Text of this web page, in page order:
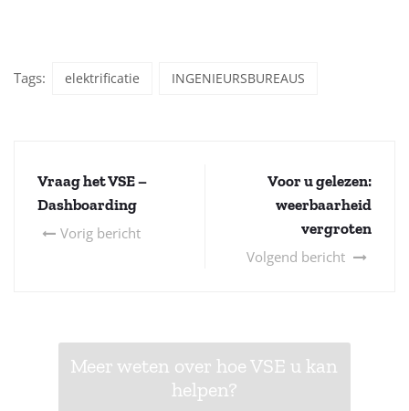
Tags: elektrificatie INGENIEURSBUREAUS
Vraag het VSE –
Dashboarding
Vorig bericht
Voor u gelezen:
weerbaarheid
vergroten
Volgend bericht
Meer weten over hoe VSE u kan
helpen?